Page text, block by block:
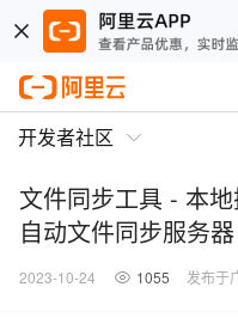
开发者社区
文件同步工具 - 本
自动文件同步服务器
2023-10-24 1055 发布于